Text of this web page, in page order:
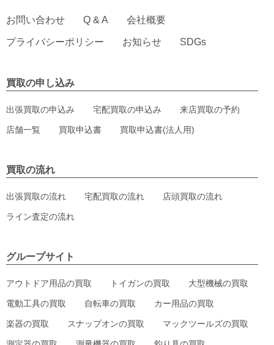
お問い合わせ Q & A 会社概要
プライバシーポリシー お知らせ SDGs
買取の申し込み
出張買取の申込み 宅配買取の申込み 来店買取の予約
店舗一覧 買取申込書 買取申込書(法人用)
買取の流れ
出張買取の流れ 宅配買取の流れ 店頭買取の流れ
ライン査定の流れ
グループサイト
アウトドア用品の買取 トイガンの買取 大型機械の買取
電動工具の買取 自転車の買取 カー用品の買取
楽器の買取 スナップオンの買取 マックツールズの買取